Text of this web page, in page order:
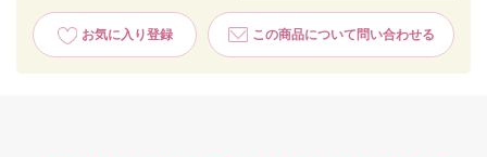
お気に入り登録 この商品について問い合わせる